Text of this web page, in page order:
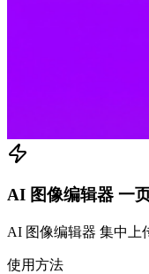
AI 图像编辑器 一
AI 图像编辑器 集中上
使用方法